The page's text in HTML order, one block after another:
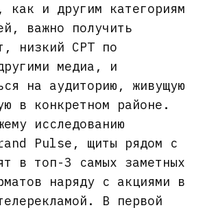
как и другим категориям
важно получить
низкий CPT по
медиа, и
на аудиторию, живущую
в конкретном районе.
исследованию
Pulse, щиты рядом с
в топ-3 самых заметных
наряду с акциями в
В первой